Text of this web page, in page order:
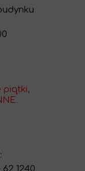
piątki,
1240